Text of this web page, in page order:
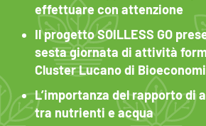
effettuare con attenzione
Il progetto SOILLESS GO
sesta giornata di attività
Cluster Lucano di
L’importanza del rapporto di
tra nutrienti e acqua